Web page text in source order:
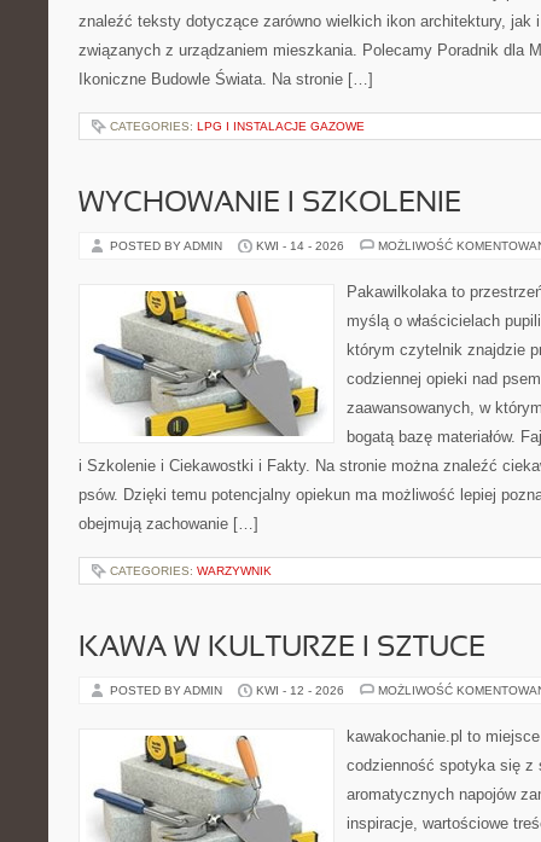
znaleźć teksty dotyczące zarówno wielkich ikon architektury, jak
związanych z urządzaniem mieszkania. Polecamy Poradnik dla
Ikoniczne Budowle Świata. Na stronie […]
CATEGORIES: LPG I INSTALACJE GAZOWE
WYCHOWANIE I SZKOLENIE
POSTED BY ADMIN KWI - 14 - 2026 MOŻLIWOŚĆ
Pakawilkolaka to
myślą o właścicielach
którym czytelnik znajdzie
codziennej opieki nad
zaawansowanych, w
bogatą bazę materiałów.
i Szkolenie i Ciekawostki i Fakty. Na stronie można znaleźć
psów. Dzięki temu potencjalny opiekun ma możliwość lepiej
obejmują zachowanie […]
CATEGORIES: WARZYWNIK
KAWA W KULTURZE I SZTUCE
POSTED BY ADMIN KWI - 12 - 2026 MOŻLIWOŚĆ
kawakochanie.pl to
codzienność spotyka się z
aromatycznych napojów
inspiracje, wartościowe